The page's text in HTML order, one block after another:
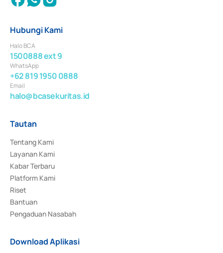
Hubungi Kami
Halo BCA
1500888 ext 9
WhatsApp
+62 819 1950 0888
Email
halo@bcasekuritas.id
Tautan
Tentang Kami
Layanan Kami
Kabar Terbaru
Platform Kami
Riset
Bantuan
Pengaduan Nasabah
Download Aplikasi